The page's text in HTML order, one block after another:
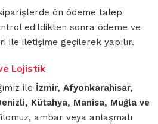
ön ödeme talep
edildikten sonra ödeme ve
ile iletişime geçilerek yapılır.
Lojistik
ile İzmir, Afyonkarahisar,
Kütahya, Manisa, Muğla ve
ambar veya anlaşmalı